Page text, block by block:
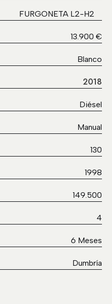
FURGONETA L2-H2
13.900 €
Blanco
2018
Diésel
Manual
130
1998
149.500
4
6 Meses
Dumbría